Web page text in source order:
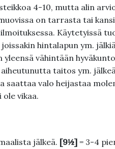
4-10, mutta alin
on tarrasta tai
Käytetyissä
hintalapun ym.
vähintään
taitos ym.
saattaa valo heijastaa
vikaa.
jälkeä. [9½]= 3-4